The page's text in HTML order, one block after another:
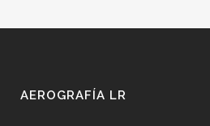
AEROGRAFÍA LR